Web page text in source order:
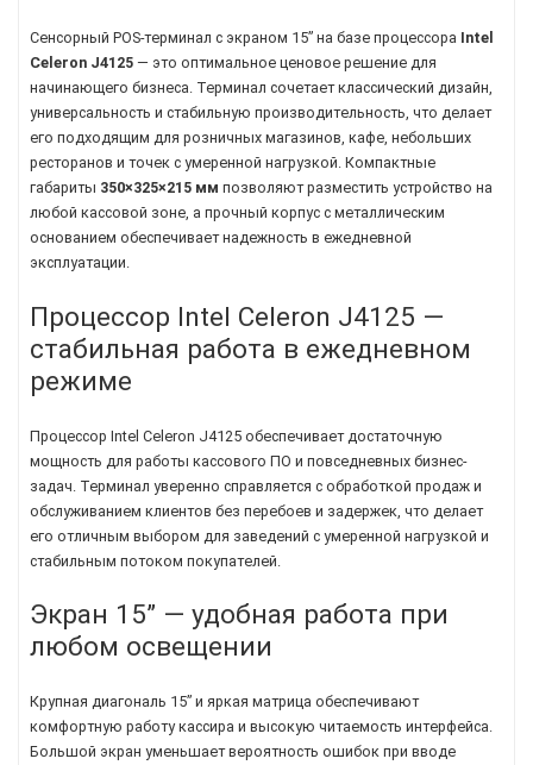
Сенсорный POS-терминал с экраном 15” на базе процессора Intel
Celeron J4125 — это оптимальное ценовое решение для
начинающего бизнеса. Терминал сочетает классический дизайн,
универсальность и стабильную производительность, что делает
его подходящим для розничных магазинов, кафе, небольших
ресторанов и точек с умеренной нагрузкой. Компактные
габариты 350×325×215 мм позволяют разместить устройство на
любой кассовой зоне, а прочный корпус с металлическим
основанием обеспечивает надежность в ежедневной
эксплуатации.
Процессор Intel Celeron J4125 —
стабильная работа в ежедневном
режиме
Процессор Intel Celeron J4125 обеспечивает достаточную
мощность для работы кассового ПО и повседневных бизнес-
задач. Терминал уверенно справляется с обработкой продаж и
обслуживанием клиентов без перебоев и задержек, что делает
его отличным выбором для заведений с умеренной нагрузкой и
стабильным потоком покупателей.
Экран 15” — удобная работа при
любом освещении
Крупная диагональ 15” и яркая матрица обеспечивают
комфортную работу кассира и высокую читаемость интерфейса.
Большой экран уменьшает вероятность ошибок при вводе